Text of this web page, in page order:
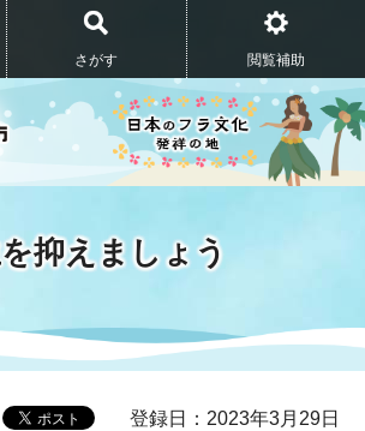
さがす 閲覧補助
抑えましょう
登録日：2023年3月29日